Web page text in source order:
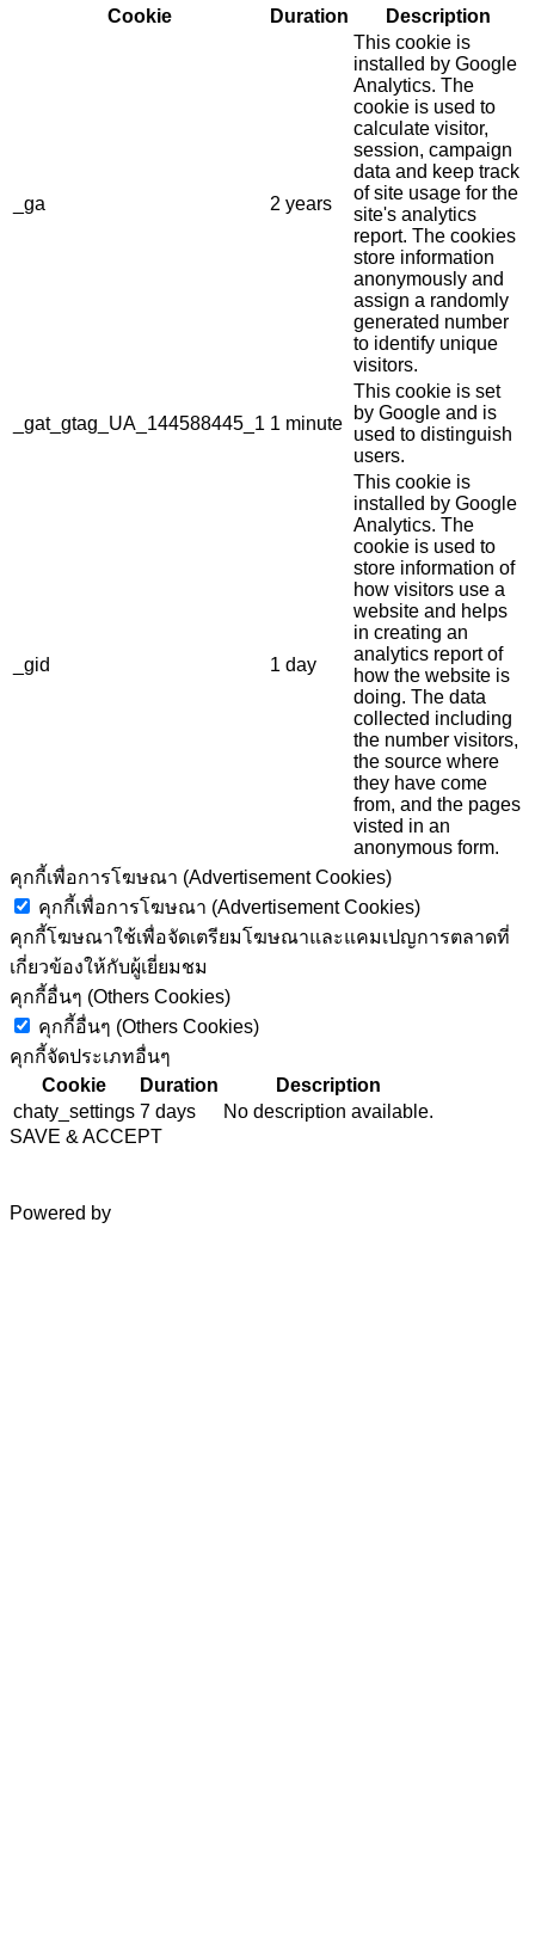
Cookie Duration Description
_ga 2 years
This cookie is
installed by Google
Analytics. The
cookie is used to
calculate visitor,
session, campaign
data and keep track
of site usage for the
site's analytics
report. The cookies
store information
anonymously and
assign a randomly
generated number
to identify unique
visitors.
_gat_gtag_UA_144588445_1 1 minute
This cookie is set
by Google and is
used to distinguish
users.
_gid 1 day
This cookie is
installed by Google
Analytics. The
cookie is used to
store information of
how visitors use a
website and helps
in creating an
analytics report of
how the website is
doing. The data
collected including
the number visitors,
the source where
they have come
from, and the pages
visted in an
anonymous form.
คุกกี้เพื่อการโฆษณา (Advertisement Cookies)
คุกกี้เพื่อการโฆษณา (Advertisement Cookies)
คุกกี้โฆษณาใช้เพื่อจัดเตรียมโฆษณาและแคมเปญการตลาดที่
เกี่ยวข้องให้กับผู้เยี่ยมชม
คุกกี้อื่นๆ (Others Cookies)
คุกกี้อื่นๆ (Others Cookies)
คุกกี้จัดประเภทอื่นๆ
Cookie
Duration
Description
chaty_settings 7 days
No description available.
SAVE & ACCEPT
Powered by